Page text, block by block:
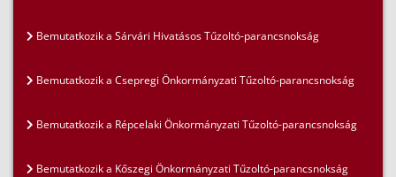
Bemutatkozik a Sárvári Hivatásos Tűzoltó-parancsnokság
Bemutatkozik a Csepregi Önkormányzati Tűzoltó-parancsnokság
Bemutatkozik a Répcelaki Önkormányzati Tűzoltó-parancsnokság
Bemutatkozik a Kőszegi Önkormányzati Tűzoltó-parancsnokság